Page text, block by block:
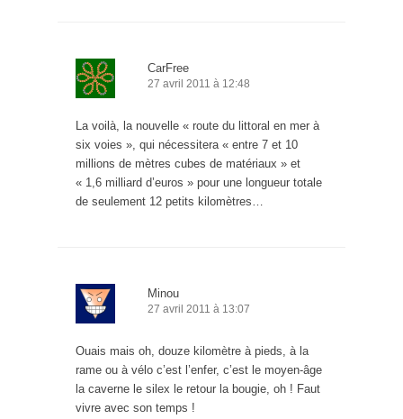
CarFree
27 avril 2011 à 12:48
La voilà, la nouvelle « route du littoral en mer à
six voies », qui nécessitera « entre 7 et 10
millions de mètres cubes de matériaux » et
« 1,6 milliard d’euros » pour une longueur totale
de seulement 12 petits kilomètres…
Minou
27 avril 2011 à 13:07
Ouais mais oh, douze kilomètre à pieds, à la
rame ou à vélo c’est l’enfer, c’est le moyen-âge
la caverne le silex le retour la bougie, oh ! Faut
vivre avec son temps !